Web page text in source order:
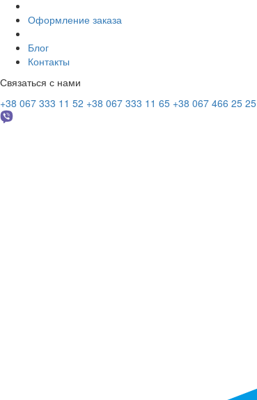
Оформление заказа
Блог
Контакты
Связаться с нами
+38 067 333 11 52 +38 067 333 11 65 +38 067 466 25 25